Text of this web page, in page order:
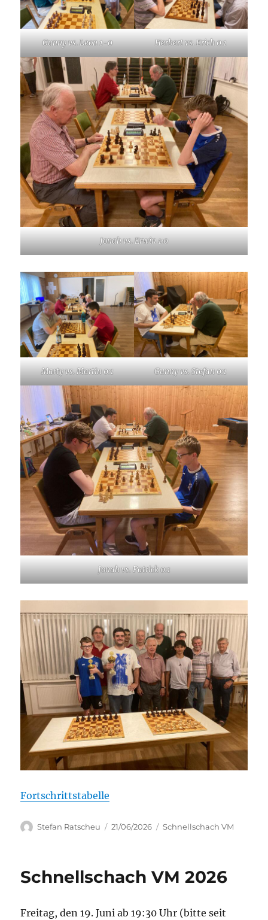
Gunny vs. Leon 1-0 Herbert vs. Erich 0:1
Jonah vs. Erwin 1:0
Marty vs. Martin 0:1 Gunny vs. Stefan 0:1
Jonah vs. Patrick 0:1
Fortschrittstabelle
Autor
Stefan Ratscheu
Veröffentlicht
21/06/2026 Kategorien
Schnellschach VM
Schnellschach VM 2026
Freitag, den 19. Juni ab 19:30 Uhr (bitte seit